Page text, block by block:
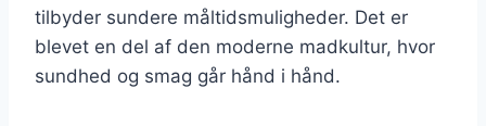
tilbyder sundere måltidsmuligheder. Det er
blevet en del af den moderne madkultur, hvor
sundhed og smag går hånd i hånd.